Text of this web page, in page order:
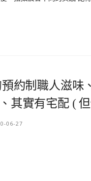
約制職人滋
其實有宅配 (
06-27